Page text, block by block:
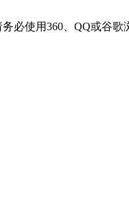
必使用360、QQ或谷歌